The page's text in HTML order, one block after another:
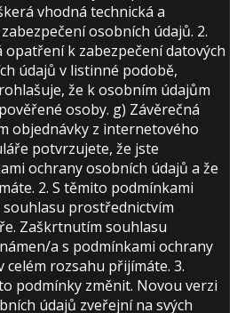
vhodná technická a
osobních údajů. 2.
opatření k zabezpečení datových
údajů v listinné podobě,
že k osobním údajům
osoby. g) Závěrečná
objednávky z internetového
potvrzujete, že jste
ochrany osobních údajů a že
2. S těmito podmínkami
prostřednictvím
Zaškrtnutím souhlasu
a s podmínkami ochrany
celém rozsahu přijímáte. 3.
podmínky změnit. Novou verzi
údajů zveřejní na svých